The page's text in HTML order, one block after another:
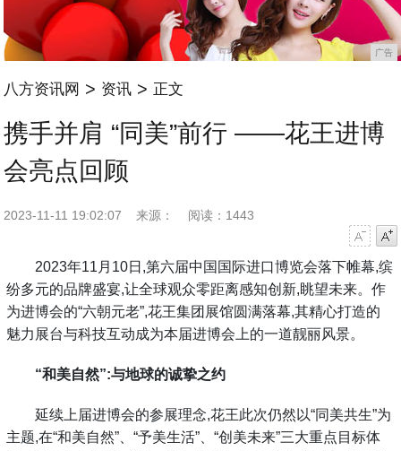
广告
八方资讯网 > 资讯 > 正文
携手并肩 “同美”前行 ——花王进博
会亮点回顾
2023-11-11 19:02:07 来源：
阅读：1443
2023年11月10日,第六届中国国际进口博览会落下帷幕,缤
纷多元的品牌盛宴,让全球观众零距离感知创新,眺望未来。作
为进博会的“六朝元老”,花王集团展馆圆满落幕,其精心打造的
魅力展台与科技互动成为本届进博会上的一道靓丽风景。
“和美自然”:与地球的诚挚之约
延续上届进博会的参展理念,花王此次仍然以“同美共生”为
主题,在“和美自然”、“予美生活”、“创美未来”三大重点目标体